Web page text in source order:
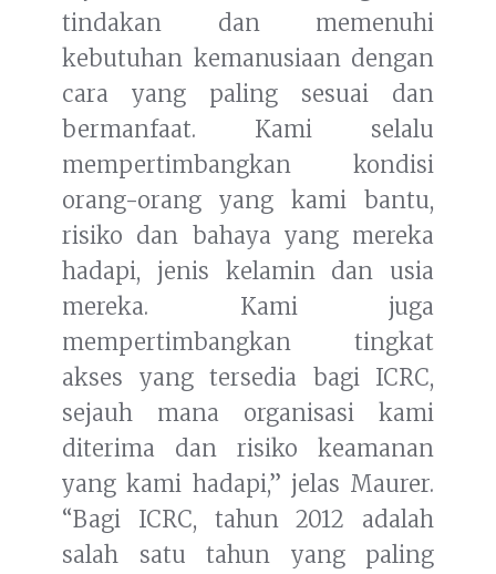
tindakan dan memenuhi
kebutuhan kemanusiaan dengan
cara yang paling sesuai dan
bermanfaat. Kami selalu
mempertimbangkan kondisi
orang-orang yang kami bantu,
risiko dan bahaya yang mereka
hadapi, jenis kelamin dan usia
mereka. Kami juga
mempertimbangkan tingkat
akses yang tersedia bagi ICRC,
sejauh mana organisasi kami
diterima dan risiko keamanan
yang kami hadapi,” jelas Maurer.
“Bagi ICRC, tahun 2012 adalah
salah satu tahun yang paling